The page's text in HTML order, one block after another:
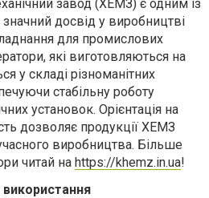
завод (ХЕМЗ) є одним із
досвід у виробництві
для промислових
які виготовляються на
у складі різноманітних
стабільну роботу
установок. Орієнтація на
дозволяє продукції ХЕМЗ
виробництва. Більше
читай на https://khemz.in.ua!